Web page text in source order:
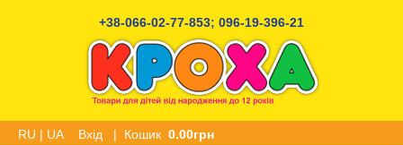
+38-066-02-77-853; 096-19-396-21
RU | UA Вхід | Кошик 0.00грн